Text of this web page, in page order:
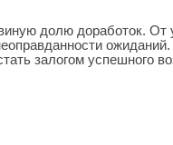
долю доработок. От
залогом успешного